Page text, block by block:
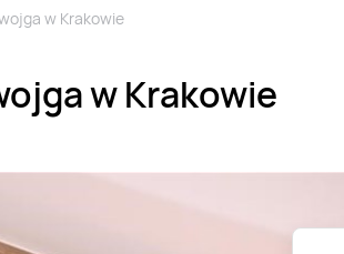
w Krakowie
w Krakowie